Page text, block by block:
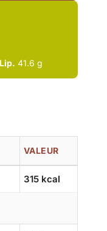
Lip. 41.6 g
VALEUR
315 kcal